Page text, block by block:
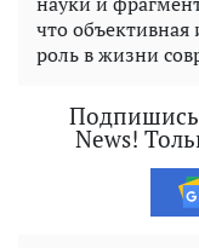
что объективная
роль в жизни
Подпишись
News!